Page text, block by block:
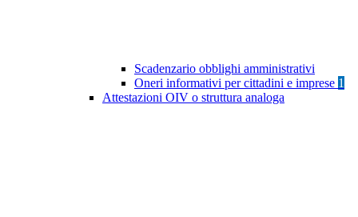
Scadenzario obblighi amministrativi
Oneri informativi per cittadini e imprese 1
Attestazioni OIV o struttura analoga